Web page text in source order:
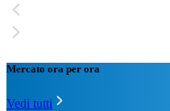
Mercato ora per ora
Vedi tutti